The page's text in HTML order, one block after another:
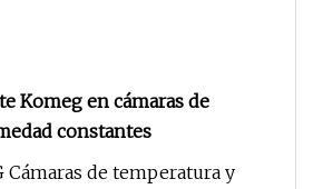
Komeg en cámaras de
constantes
Cámaras de temperatura y